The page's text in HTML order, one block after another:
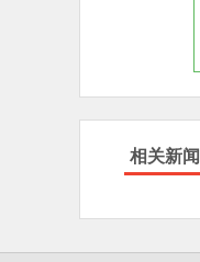
相关新闻